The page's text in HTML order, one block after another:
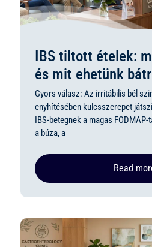
IBS tiltott ételek:
és mit ehetünk
Gyors válasz: Az irritábilis bél
enyhítésében kulcsszerepet
IBS-betegnek a magas
a búza, a
Read